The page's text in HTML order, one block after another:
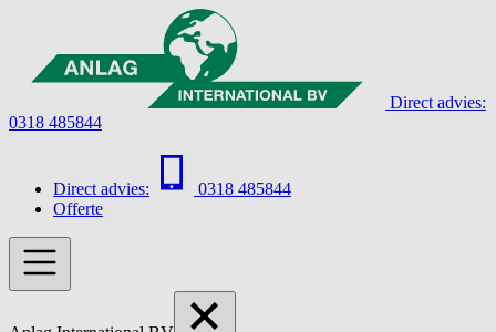
Direct advies:
0318 485844
Direct advies:
0318 485844
Offerte